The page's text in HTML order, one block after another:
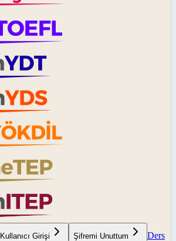
Kullanıcı Girişi Şifremi Unuttum
Ders